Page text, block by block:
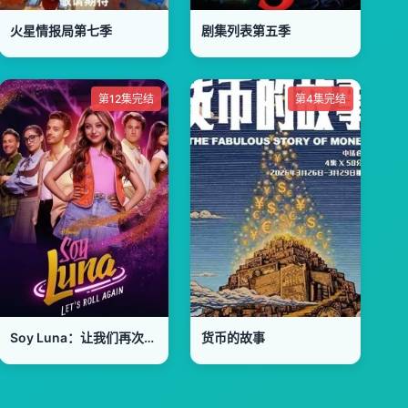
火星情报局第七季 剧集列表第五季
第12集完结
Soy Luna：让我们再次出发
第4集完结
货币的故事